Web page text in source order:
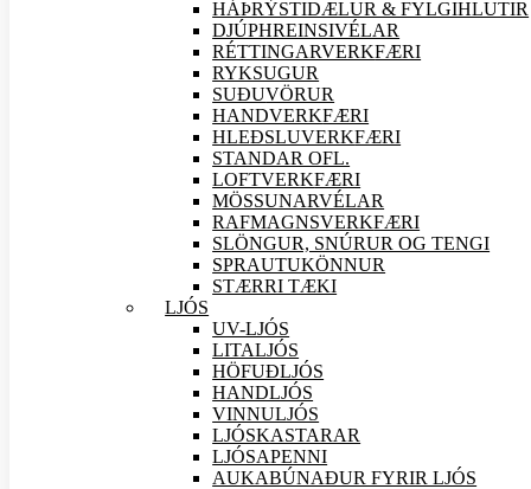
HÁÞRÝSTIDÆLUR & FYLGIHLUTIR
DJÚPHREINSIVÉLAR
RÉTTINGARVERKFÆRI
RYKSUGUR
SUÐUVÖRUR
HANDVERKFÆRI
HLEÐSLUVERKFÆRI
STANDAR OFL.
LOFTVERKFÆRI
MÖSSUNARVÉLAR
RAFMAGNSVERKFÆRI
SLÖNGUR, SNÚRUR OG TENGI
SPRAUTUKÖNNUR
STÆRRI TÆKI
LJÓS
UV-LJÓS
LITALJÓS
HÖFUÐLJÓS
HANDLJÓS
VINNULJÓS
LJÓSKASTARAR
LJÓSAPENNI
AUKABÚNAÐUR FYRIR LJÓS